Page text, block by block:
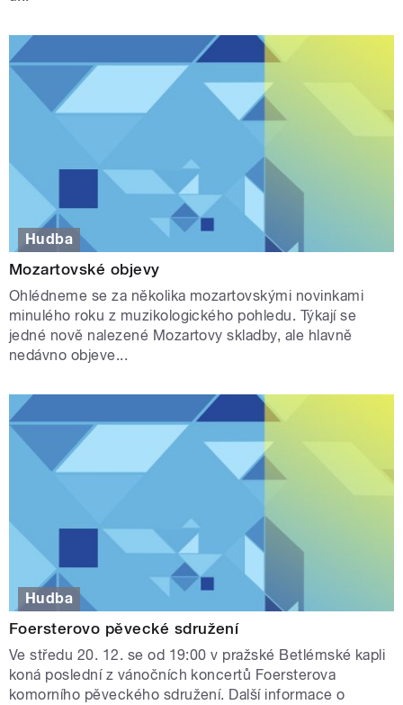
Hudba
Mozartovské objevy
Ohlédneme se za několika mozartovskými novinkami
minulého roku z muzikologického pohledu. Týkají se
jedné nově nalezené Mozartovy skladby, ale hlavně
nedávno objeve...
Hudba
Foersterovo pěvecké sdružení
Ve středu 20. 12. se od 19:00 v pražské Betlémské kapli
koná poslední z vánočních koncertů Foersterova
komorního pěveckého sdružení. Další informace o